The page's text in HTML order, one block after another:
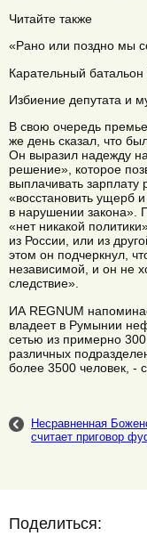
Читайте также
«Рано или поздно мы
Карательный
Избиение депутата и
В свою очередь
же день сказал, что
Он выразил надежду
решение», которое
выплачивать
«восстановить ущерб
в нарушении закона».
«нет никакой
из России, или из
этом он подчеркнул,
независимой, и он не
следствие».
ИА REGNUM
владеет в Румынии
сетью из примерно
различных
более 3500 человек, -
Несравненная
считает приговор
Поделиться: